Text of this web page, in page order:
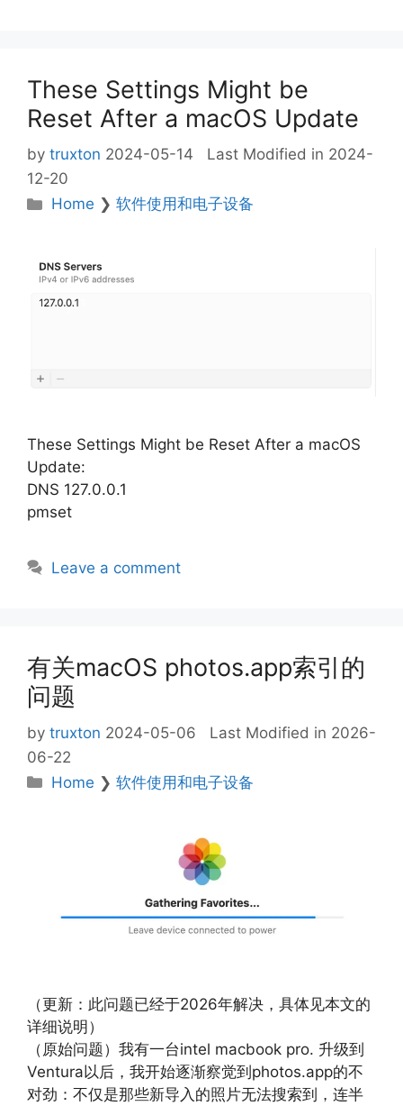
These Settings Might be
Reset After a macOS Update
by truxton 2024-05-14
Last Modified in 2024-
12-20
Categories
Home ❯软件使用和电子设备
These Settings Might be Reset After a macOS
Update:
DNS 127.0.0.1
pmset
Leave a comment
有关macOS photos.app索引的
问题
by truxton 2024-05-06
Last Modified in 2026-
06-22
Categories
Home ❯软件使用和电子设备
（更新：此问题已经于2026年解决，具体见本文的
详细说明）
（原始问题）我有一台intel macbook pro. 升级到
Ventura以后，我开始逐渐察觉到photos.app的不
对劲：不仅是那些新导入的照片无法搜索到，连半